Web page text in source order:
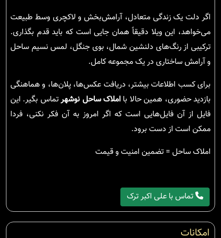
اگر دلت یک زندگی متعادل، آرامش‌بخش و لاکچری وسط طبیعت
می‌خواهد، این ویلا دقیقاً همان جایی است که باید قدم بگذاری.
ترکیبی از رنگ‌های دلنشین شمال، بوی جنگل، لمس نسیم ساحل
و آرامش ساختاری در یک مجموعه کامل.
برای کسب اطلاعات بیشتر، دریافت عکس‌ها، پلان‌ها، و هماهنگی
بازدید حضوری، همین حالا با املاک ساحل نوشهرتماس بگیر. این
فایل از آن فایل‌هایی است که اگر امروز به آن فکر نکنی، فردا
ممکن است از دست برود.
املاک ساحل = تضمین امنیت و قیمت
تماس با علی اکبر ترک
امکانات